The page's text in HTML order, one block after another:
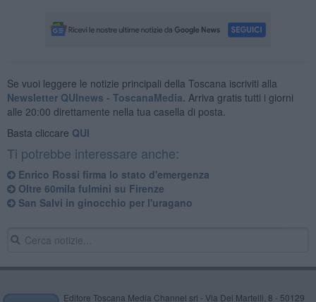
Se vuoi leggere le notizie principali della Toscana iscriviti alla
Newsletter QUInews - ToscanaMedia. Arriva gratis tutti i giorni
alle 20:00 direttamente nella tua casella di posta.
Basta cliccare QUI
Ti potrebbe interessare anche:
Enrico Rossi firma lo stato d'emergenza
Oltre 60mila fulmini su Firenze
San Salvi in ginocchio per l'uragano
Editore Toscana Media Channel srl - Via Dei Martelli, 8 - 50129